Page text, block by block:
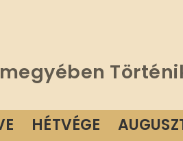
HÉTVÉGE